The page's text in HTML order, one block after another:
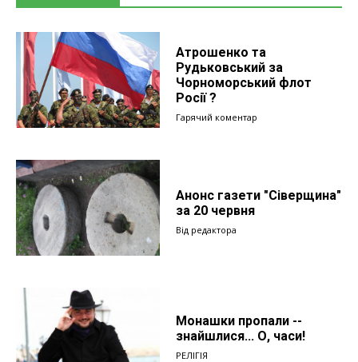
Атрошенко та
Рудьковський за
Чорноморський флот
Росії ?
Гарячий коментар
Анонс газети "Сіверщина"
за 20 червня
Від редактора
Монашки пропали --
знайшлися... О, часи!
РЕЛІГІЯ